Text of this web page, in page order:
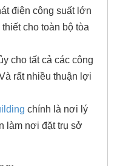
điện công suất lớn
cho toàn bộ tòa
cho tất cả các công
rất nhiều thuận lợi
chính là nơi lý
làm nơi đặt trụ sở